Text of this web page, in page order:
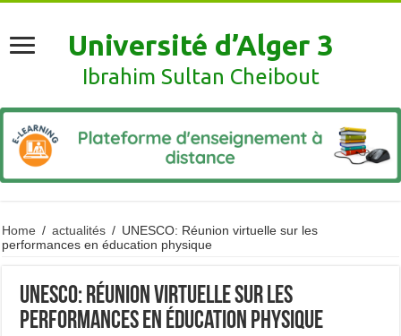
Université d’Alger 3
Ibrahim Sultan Cheibout
Home / actualités / UNESCO: Réunion virtuelle sur les
performances en éducation physique
UNESCO: Réunion virtuelle sur les
performances en éducation physique